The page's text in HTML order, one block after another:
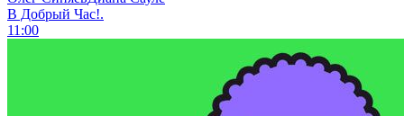
В Добрый Час!.
11:00